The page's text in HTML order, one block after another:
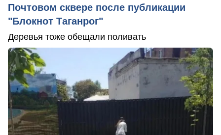
Почтовом сквере после публикации
"Блокнот Таганрог"
Деревья тоже обещали поливать